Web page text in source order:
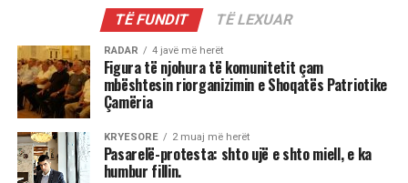
TË FUNDIT TË LEXUAR
RADAR 4 javë më herët
Figura të njohura të komunitetit çam
mbështesin riorganizimin e Shoqatës Patriotike
Çamëria
KRYESORE 2 muaj më herët
Pasarelë-protesta: shto ujë e shto miell, e ka
humbur fillin.